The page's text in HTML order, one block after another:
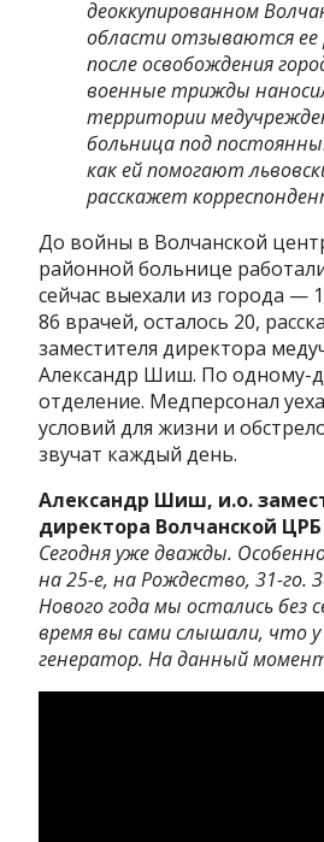
деоккупированном
области отзываются
после освобождения
военные трижды
территории
больница под
как ей помогают
расскажет
До войны в Волчанской
районной больнице
сейчас выехали из города —
86 врачей, осталось 20,
заместителя директора
Александр Шиш. По одному-
отделение. Медперсонал
условий для жизни и
звучат каждый день.
Александр Шиш, и.о.
директора Волчанской ЦРБ
Сегодня уже дважды.
на 25-е, на Рождество, 31-го.
Нового года мы остались без
время вы сами слышали, что
генератор. На данный